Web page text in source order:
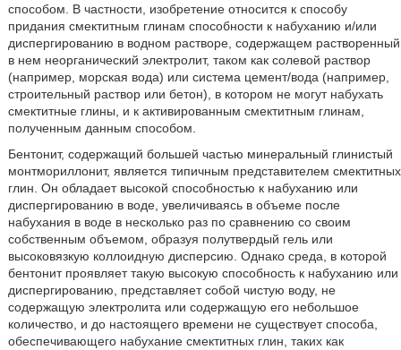
способом. В частности, изобретение относится к способу
придания смектитным глинам способности к набуханию и/или
диспергированию в водном растворе, содержащем растворенный
в нем неорганический электролит, таком как солевой раствор
(например, морская вода) или система цемент/вода (например,
строительный раствор или бетон), в котором не могут набухать
смектитные глины, и к активированным смектитным глинам,
полученным данным способом.
Бентонит, содержащий большей частью минеральный глинистый
монтмориллонит, является типичным представителем смектитных
глин. Он обладает высокой способностью к набуханию или
диспергированию в воде, увеличиваясь в объеме после
набухания в воде в несколько раз по сравнению со своим
собственным объемом, образуя полутвердый гель или
высоковязкую коллоидную дисперсию. Однако среда, в которой
бентонит проявляет такую высокую способность к набуханию или
диспергированию, представляет собой чистую воду, не
содержащую электролита или содержащую его небольшое
количество, и до настоящего времени не существует способа,
обеспечивающего набухание смектитных глин, таких как